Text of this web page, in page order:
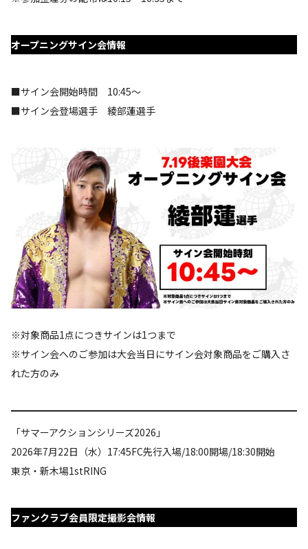
オープニングサイン会情報
■サイン会開始時間 10:45～
■サイン会登場選手 綾部蓮選手
※対象商品1点につきサインは1つまで
※サイン会へのご参加は大会当日にサイン会対象商品をご購入さ
れた方のみ
「サマーアクションシリーズ2026」
2026年7月22日（水）17:45FC先行入場/18:00開場/18:30開始
東京・新木場1stRING
ファンクラブ会員限定撮影会情報